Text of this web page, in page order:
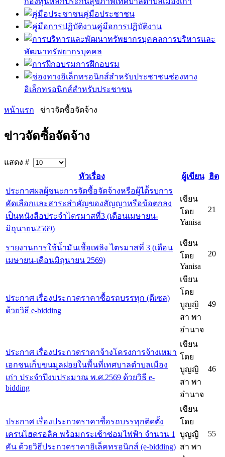
คู่มือประชาชน
คู่มือการปฏิบัติงาน
การบริหารและ
พัฒนาทรัพยากรบุคคล
การฝึกอบรม
ช่องทาง
อิเล็กทรอนิกส์สำหรับประชาชน
หน้าแรก ข่าวจัดซื้อจัดจ้าง
ข่าวจัดซื้อจัดจ้าง
แสดง #
หัวเรื่อง
ผู้เขียน
ฮิต
ประกาศผลผู้ชนะการจัดซื้อจัดจ้างหรือผู้ได้ัรบการ
คัดเลือกและสาระสำคัญของสัญญาหรือข้อตกลง
เป็นหนังสือประจำไตรมาสที่3 (เดือนเมษายน-
มิถุนายน2569)
เขียน
โดย
Yanisa
21
รายงานการใช้น้ำมันเชื้อเพลิง ไตรมาสที่ 3 (เดือน
เมษายน-เดือนมิถุนายน 2569)
เขียน
โดย
Yanisa
20
ประกาศ เรื่องประกวดราคาซื้อรถบรรทุก (ดีเซล)
ด้วยวิธี e-bidding
เขียน
โดย
บูญญิ
สา พา
อำนาจ
49
ประกาศ เรื่องประกวดราคาจ้างโครงการจ้างเหมา
เอกชนเก็บขนมูลฝอยในพื้นที่เทศบาลตำบลเมือง
เก่า ประจำปีงบประมาณ พ.ศ.2569 ด้วยวิธี e-
bidding
เขียน
โดย
บูญญิ
สา พา
อำนาจ
46
ประกาศ เรื่องประกวดราคาซื้อรถบรรทุกติดตั้ง
เครนไฮดรอลิค พร้อมกระเช้าซ่อมไฟฟ้า จำนวน 1
คัน ด้วยวิธีประกวดราคาอิเล็คทรอนิกส์ (e-bidding)
เขียน
โดย
บูญญิ
สา พา
55